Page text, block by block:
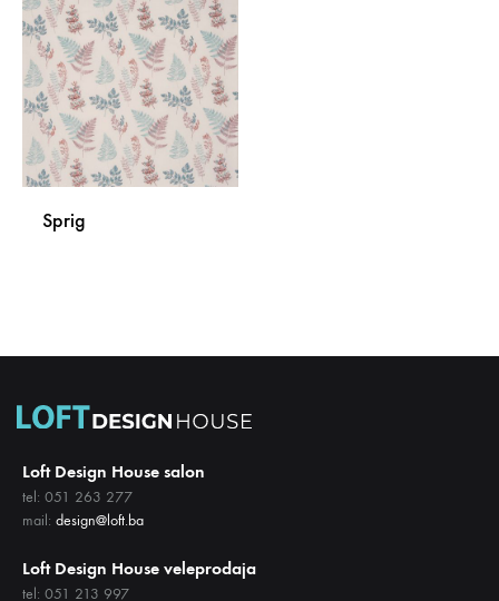
NA
LISTU
ŽELJA
Sprig
LISTU
Loft Design House salon
tel: 051 263 277
mail: design@loft.ba
Loft Design House veleprodaja
tel: 051 213 997